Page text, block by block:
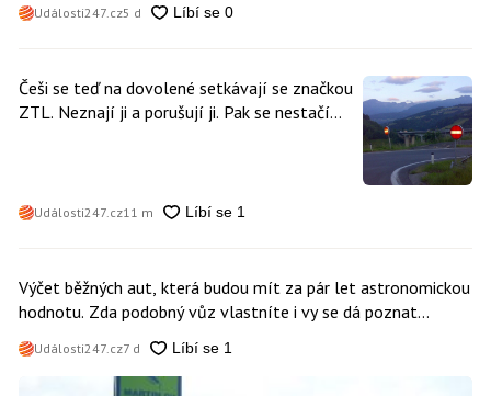
Události247.cz5 d
Češi se teď na dovolené setkávají se značkou
ZTL. Neznají ji a porušují ji. Pak se nestačí
Události247.cz11 m
Výčet běžných aut, která budou mít za pár let astronomickou
hodnotu. Zda podobný vůz vlastníte i vy se dá poznat
Události247.cz7 d